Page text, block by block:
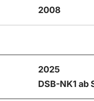
2008
2025
DSB-NK1 ab